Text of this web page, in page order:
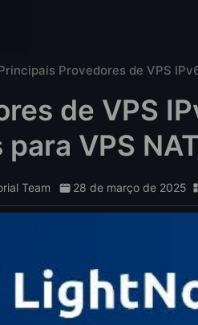
Provedores de VPS
de VPS
para VPS
Team 28 de março de 2025